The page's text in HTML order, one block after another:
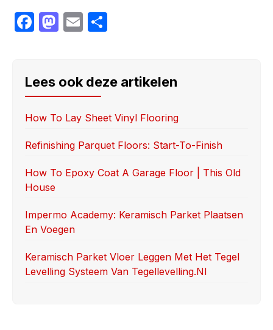
F
e
b
o
o
M
o
d
o
n
E
e
Lees ook deze artikelen
How To Lay Sheet Vinyl Flooring
Refinishing Parquet Floors: Start-To-Finish
How To Epoxy Coat A Garage Floor | This Old
House
Impermo Academy: Keramisch Parket Plaatsen
En Voegen
Keramisch Parket Vloer Leggen Met Het Tegel
Levelling Systeem Van Tegellevelling.nl